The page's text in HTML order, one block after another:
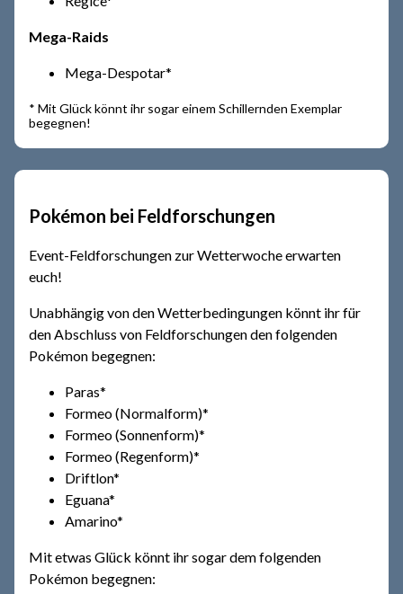
Mega-Raids
Mega-Despotar*
* Mit Glück könnt ihr sogar einem Schillernden Exemplar
begegnen!
Pokémon bei Feldforschungen
Event-Feldforschungen zur Wetterwoche erwarten
euch!
Unabhängig von den Wetterbedingungen könnt ihr für
den Abschluss von Feldforschungen den folgenden
Pokémon begegnen:
Paras*
Formeo (Normalform)*
Formeo (Sonnenform)*
Formeo (Regenform)*
Driftlon*
Eguana*
Amarino*
Mit etwas Glück könnt ihr sogar dem folgenden
Pokémon begegnen: